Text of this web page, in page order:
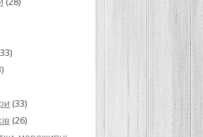
(33)
(26)